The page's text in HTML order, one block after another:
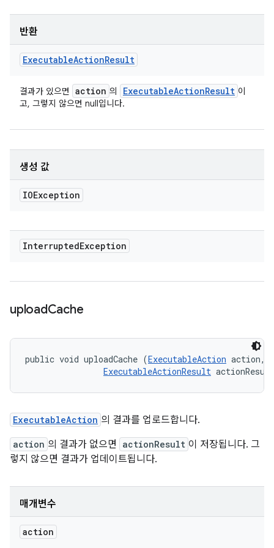
반환
ExecutableActionResult
결과가 있으면 action 의 ExecutableActionResult 이
고, 그렇지 않으면 null입니다.
생성 값
IOException
InterruptedException
uploadCache
public void uploadCache (ExecutableAction action,
ExecutableActionResult
ExecutableAction 의 결과를 업로드합니다.
action 의 결과가 없으면 actionResult 이 저장됩니다. 그
렇지 않으면 결과가 업데이트됩니다.
매개변수
action